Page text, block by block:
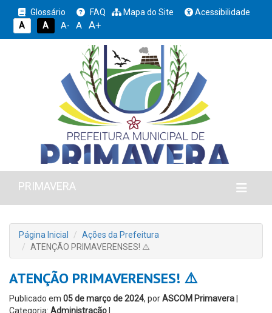
Glossário FAQ Mapa do Site
Acessibilidade
A
A A- A A+
PRIMAVERA
Página Inicial
Ações da Prefeitura
ATENÇÃO PRIMAVERENSES! ⚠️
ATENÇÃO PRIMAVERENSES! ⚠️
Publicado em 05 de março de 2024, porASCOM Primavera
Categoria: Administração